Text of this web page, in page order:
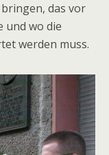
das vor
und wo die
werden muss.